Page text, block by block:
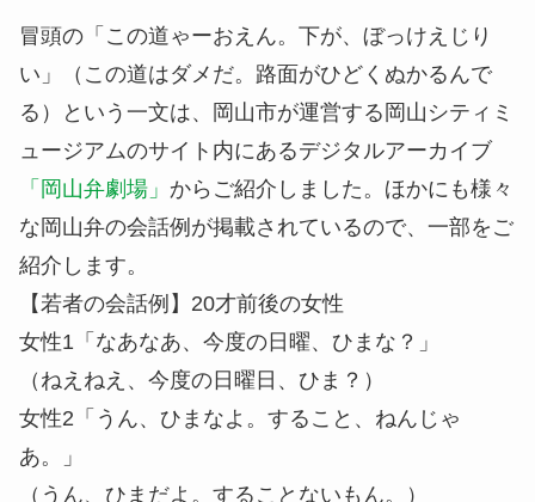
冒頭の「この道ゃーおえん。下が、ぼっけえじり
い」（この道はダメだ。路面がひどくぬかるんで
る）という一文は、岡山市が運営する岡山シティミ
ュージアムのサイト内にあるデジタルアーカイブ
「岡山弁劇場」 からご紹介しました。ほかにも様々
な岡山弁の会話例が掲載されているので、一部をご
紹介します。
【若者の会話例】20才前後の女性
女性1「なあなあ、今度の日曜、ひまな？」
（ねえねえ、今度の日曜日、ひま？）
女性2「うん、ひまなよ。すること、ねんじゃ
あ。」
（うん、ひまだよ。することないもん。）